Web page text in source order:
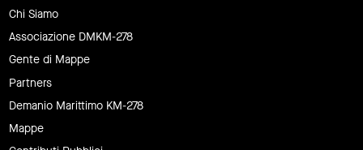
Chi Siamo
Associazione DMKM-278
Gente di Mappe
Partners
Demanio Marittimo KM-278
Mappe